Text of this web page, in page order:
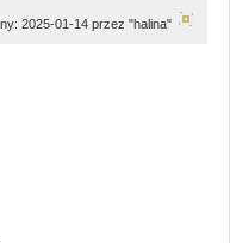
2025-01-14 przez "halina"